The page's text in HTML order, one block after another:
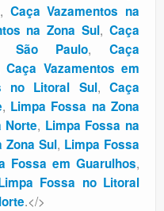
, Caça Vazamentos na
na Zona Sul,Caça
São Paulo,Caça
Caça Vazamentos em
no Litoral Sul,Caça
, Limpa Fossa na Zona
Norte, Limpa Fossa na
Zona Sul, Limpa Fossa
Fossa em Guarulhos,
Fossa no Litoral
.</>